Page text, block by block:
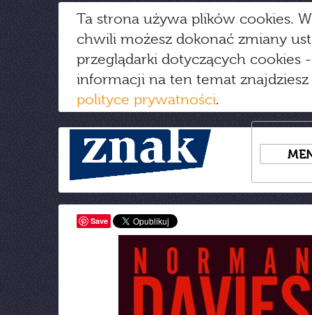
Ta strona używa plików cookies.
chwili możesz dokonać zmiany
przeglądarki dotyczących cookies
informacji na ten temat
polityce prywatności.
Save